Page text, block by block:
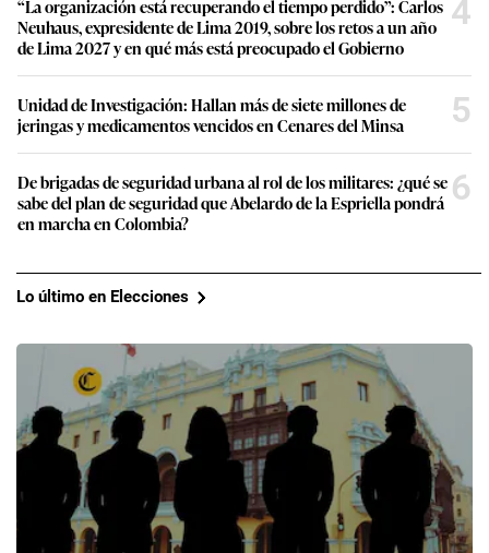
“La organización está recuperando el tiempo perdido”: Carlos
Neuhaus, expresidente de Lima 2019, sobre los retos a un año
de Lima 2027 y en qué más está preocupado el Gobierno
4
Unidad de Investigación: Hallan más de siete millones de
jeringas y medicamentos vencidos en Cenares del Minsa
5
De brigadas de seguridad urbana al rol de los militares: ¿qué se
sabe del plan de seguridad que Abelardo de la Espriella pondrá
en marcha en Colombia?
6
Lo último en Elecciones